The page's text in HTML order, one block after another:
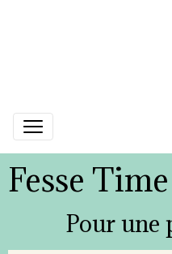
Fesse
Pour une